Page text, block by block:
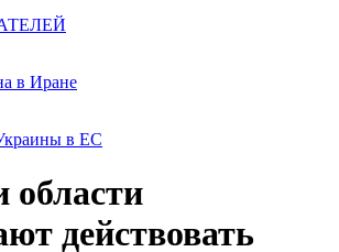
в Иране
в ЕС
области
действовать